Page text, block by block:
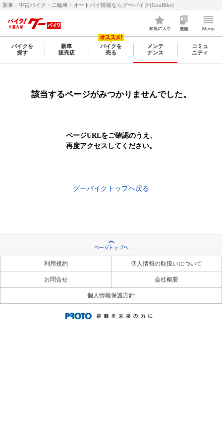
新車・中古バイク・二輪車・オートバイ情報ならグーバイク(GooBike)
バイクを
探す
新車
販売店
バイクを
売る
メンテ
ナンス
コミュ
ニティ
該当するページがみつかりませんでした。
ページURLをご確認のうえ、
再度アクセスしてください。
グーバイクトップへ戻る
利用規約 個人情報の取扱いについて
お問合せ 会社概要
個人情報保護方針